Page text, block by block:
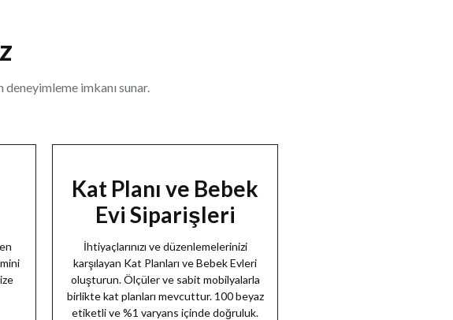
imkanı sunar.
Kat Planı ve Bebek
Evi Siparişleri
İhtiyaçlarınızı ve düzenlemelerinizi
karşılayan Kat Planları ve Bebek Evleri
oluşturun. Ölçüler ve sabit mobilyalarla
birlikte kat planları mevcuttur. 100 beyaz
etiketli ve %1 varyans içinde doğruluk.